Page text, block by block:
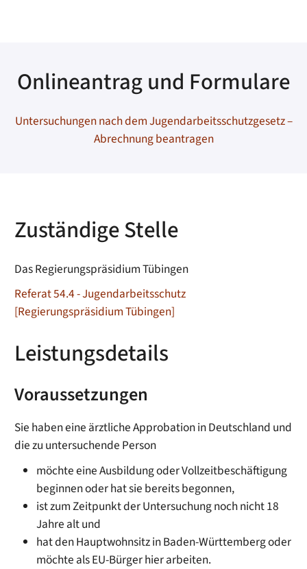
Onlineantrag und Formulare
Untersuchungen nach dem Jugendarbeitsschutzgesetz –
Abrechnung beantragen
Zuständige Stelle
Das Regierungspräsidium Tübingen
Referat 54.4 - Jugendarbeitsschutz
[Regierungspräsidium Tübingen]
Leistungsdetails
Voraussetzungen
Sie haben eine ärztliche Approbation in Deutschland und
die zu untersuchende Person
möchte eine Ausbildung oder Vollzeitbeschäftigung
beginnen oder hat sie bereits begonnen,
ist zum Zeitpunkt der Untersuchung noch nicht 18
Jahre alt und
hat den Hauptwohnsitz in Baden-Württemberg oder
möchte als EU-Bürger hier arbeiten.